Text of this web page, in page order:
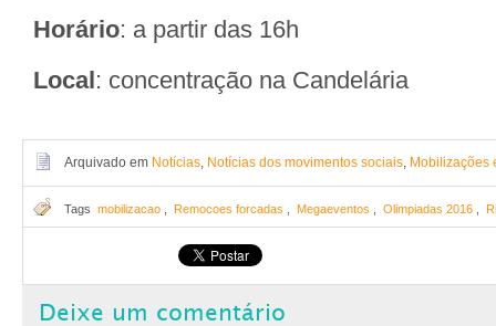
Horário: a partir das 16h
Local: concentração na Candelária
Arquivado em Notícias, Notícias dos movimentos sociais, Mobilizações
Tags mobilizacao Remocoes forcadas Megaeventos Olimpiadas 2016
Deixe um comentário